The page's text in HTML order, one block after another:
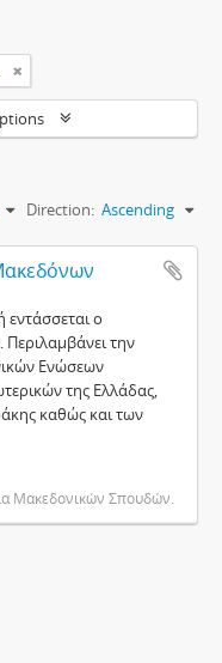
Direction: Ascending
εντάσσεται ο
την
Ενώσεων
της Ελλάδας,
καθώς και των
Μακεδονικών Σπουδών.